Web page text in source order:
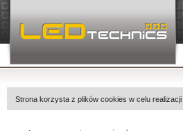
Strona korzysta z plików cookies w celu realizacji